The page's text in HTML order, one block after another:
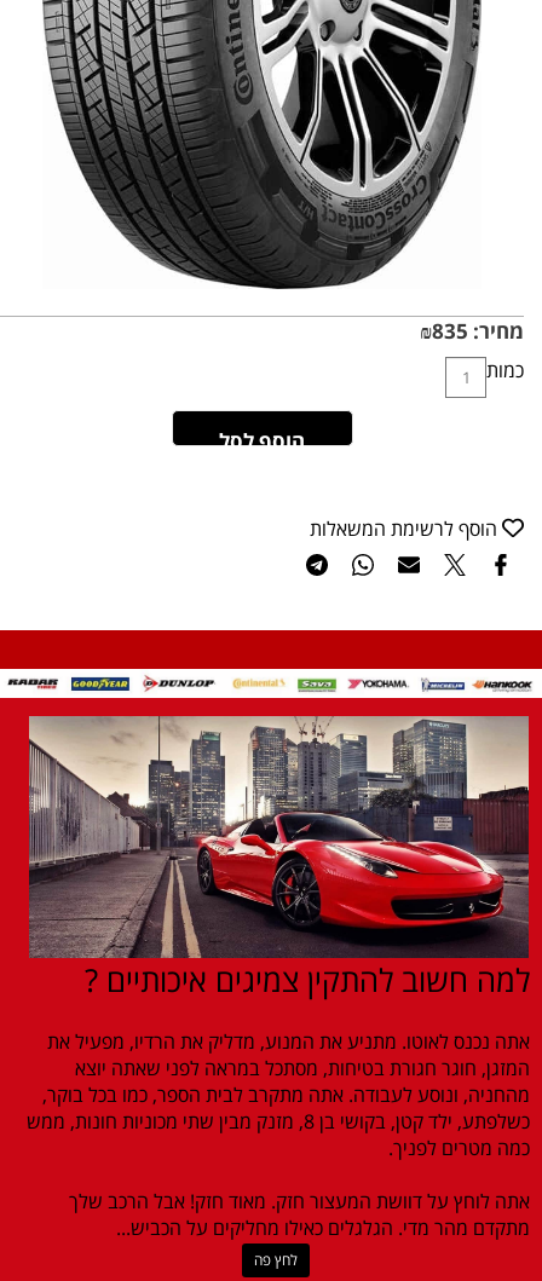
מחיר: ₪835
כמות
הוסף לסל
הוסף לרשימת המשאלות
למה חשוב להתקין צמיגים איכותיים ?
אתה נכנס לאוטו. מתניע את המנוע, מדליק את הרדיו, מפעיל את
המזגן, חוגר חגורת בטיחות, מסתכל במראה לפני שאתה יוצא
מהחניה, ונוסע לעבודה. אתה מתקרב לבית הספר, כמו בכל בוקר,
כשלפתע, ילד קטן, בקושי בן 8, מזנק מבין שתי מכוניות חונות, ממש
כמה מטרים לפניך.
אתה לוחץ על דוושת המעצור חזק. מאוד חזק! אבל הרכב שלך
מתקדם מהר מדי. הגלגלים כאילו מחליקים על הכביש...
לחץ פה